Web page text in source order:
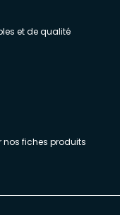
et de qualité
nos fiches produits